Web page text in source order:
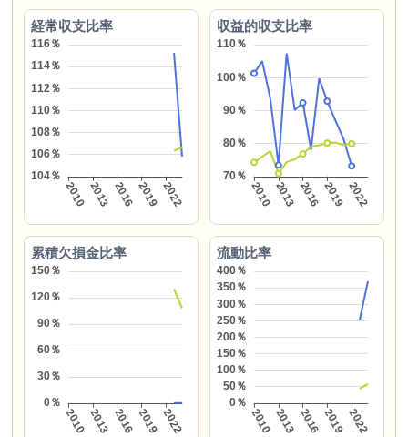
経常収支比率 収益的収支比率
累積欠損金比率 流動比率